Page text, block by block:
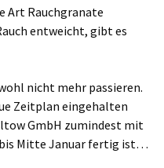
Art Rauchgranate
entweicht, gibt es
nicht mehr passieren.
Zeitplan eingehalten
GmbH zumindest mit
Mitte Januar fertig ist…